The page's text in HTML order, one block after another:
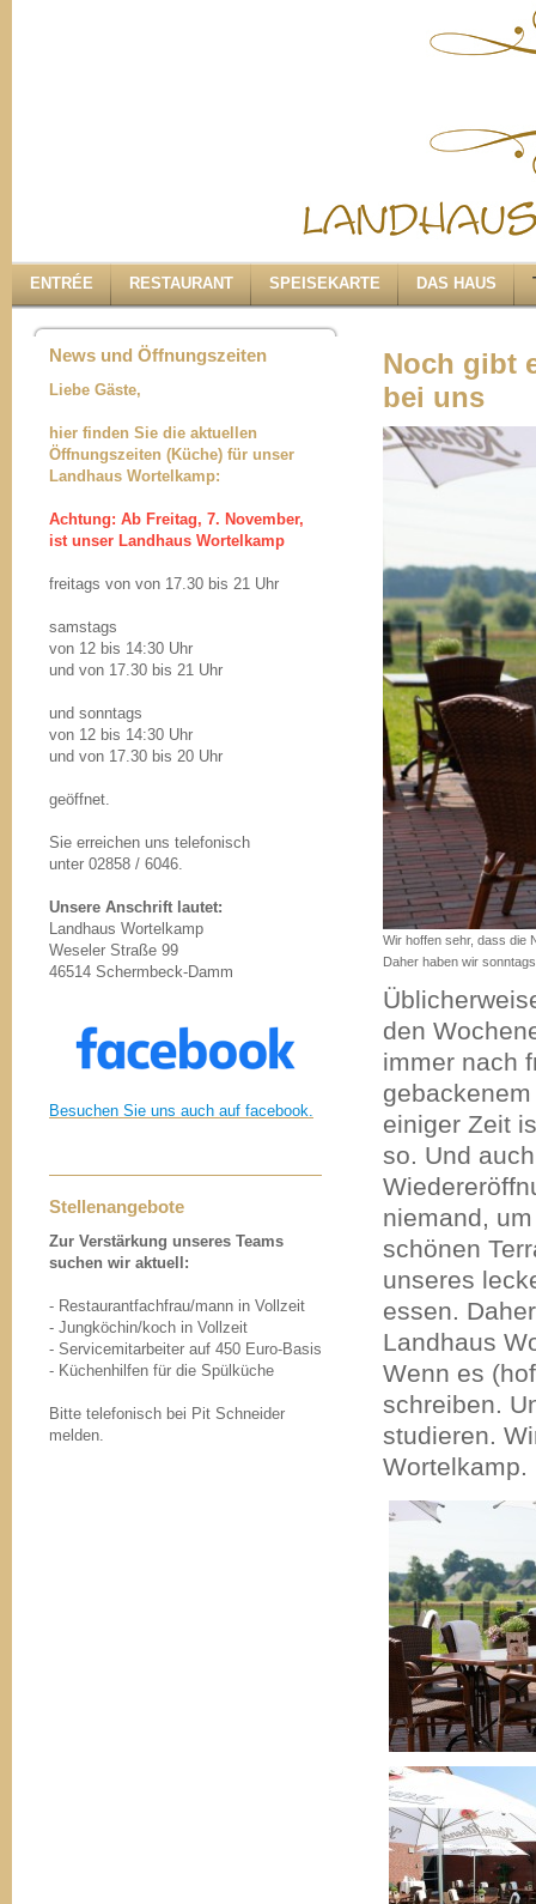
ENTRÉE RESTAURANT SPEISEKARTE DAS HAUS
News und Öffnungszeiten
Liebe Gäste,
hier finden Sie die aktuellen
Öffnungszeiten (Küche) für unser
Landhaus Wortelkamp:
Achtung: Ab Freitag, 7. November,
ist unser Landhaus Wortelkamp
freitags von von 17.30 bis 21 Uhr
samstags
von 12 bis 14:30 Uhr
und von 17.30 bis 21 Uhr
und sonntags
von 12 bis 14:30 Uhr
und von 17.30 bis 20 Uhr
geöffnet.
Sie erreichen uns telefonisch
unter 02858 / 6046.
Unsere Anschrift lautet:
Landhaus Wortelkamp
Weseler Straße 99
46514 Schermbeck-Damm
Besuchen Sie uns auch auf facebook.
Stellenangebote
Zur Verstärkung unseres Teams
suchen wir aktuell:
- Restaurantfachfrau/mann in Vollzeit
- Jungköchin/koch in Vollzeit
- Servicemitarbeiter auf 450 Euro-Basis
- Küchenhilfen für die Spülküche
Bitte telefonisch bei Pit Schneider
melden.
Noch gibt
bei uns
Wir hoffen sehr, dass die
Daher haben wir
den
immer nach
einiger Zeit
so. Und
niemand,
schönen
unseres
essen.
Landhaus
Wenn es
schreiben.
studieren.
Wortelkamp.